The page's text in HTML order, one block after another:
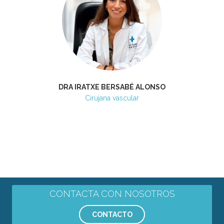
DRA IRATXE BERSABÉ ALONSO
Cirujana vascular
CONTACTA CON NOSOTROS
CONTACTO